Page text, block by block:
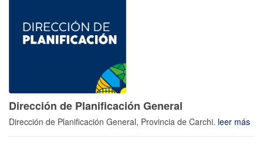
Dirección de Planificación General
Dirección de Planificación General, Provincia de Carchi. leer más